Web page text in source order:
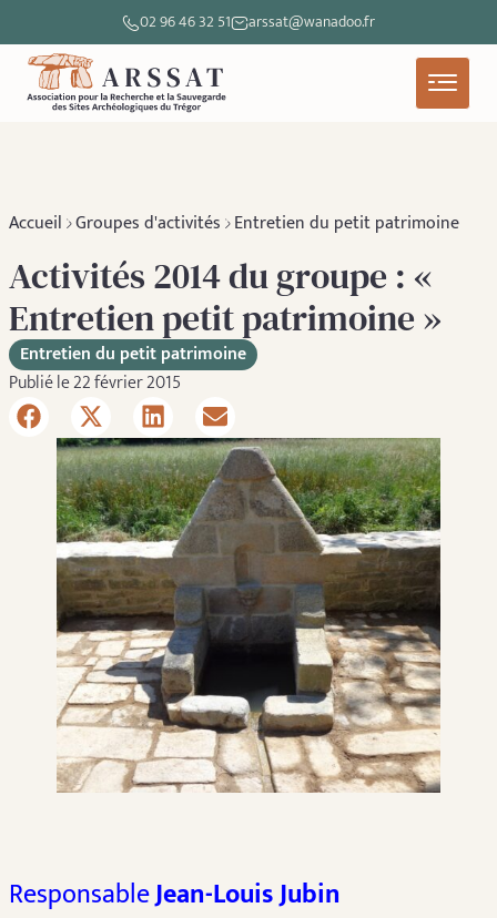
02 96 46 32 51 arssat@wanadoo.fr
Accueil Groupes d'activités Entretien du petit patrimoine
Activités 2014 du groupe : «
Entretien petit patrimoine »
Entretien du petit patrimoine
Publié le 22 février 2015
ResponsableJean-Louis Jubin